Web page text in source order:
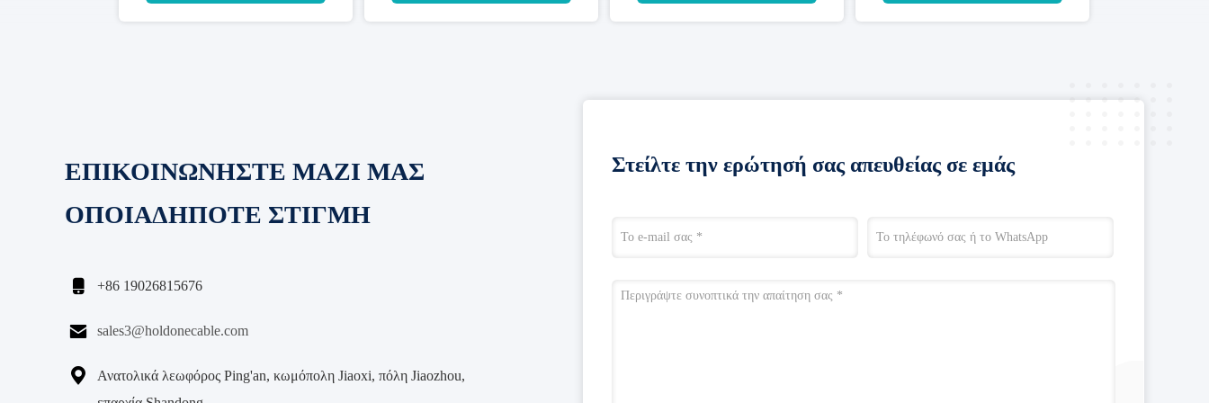
ΕΠΙΚΟΙΝΩΝΗΣΤΕ ΜΑΖΙ ΜΑΣ
ΟΠΟΙΑΔΗΠΟΤΕ ΣΤΙΓΜΗ
 +86 19026815676
 sales3@holdonecable.com

Ανατολικά λεωφόρος Ping'an, κωμόπολη Jiaoxi, πόλη Jiaozhou,
Στείλτε την ερώτησή σας απευθείας σε εμάς